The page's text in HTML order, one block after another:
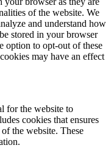
of the website. We
and understand how
stored in your browser
option to opt-out of these
may have an effect
for the website to
cookies that ensures
the website. These